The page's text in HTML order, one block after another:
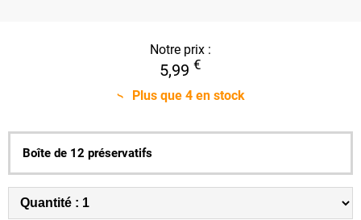
Notre prix :
5,99 €
Plus que 4en stock
Boîte de 12 préservatifs